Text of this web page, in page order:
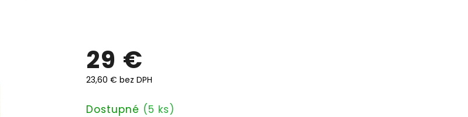
29 €
23,60 € bez DPH
Jednotková
Dostupné (5 ks)